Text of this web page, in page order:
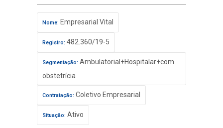
Nome: Empresarial Vital
Registro: 482.360/19-5
Segmentação: Ambulatorial+Hospitalar+com
obstetrícia
Contratação: Coletivo Empresarial
Situação: Ativo